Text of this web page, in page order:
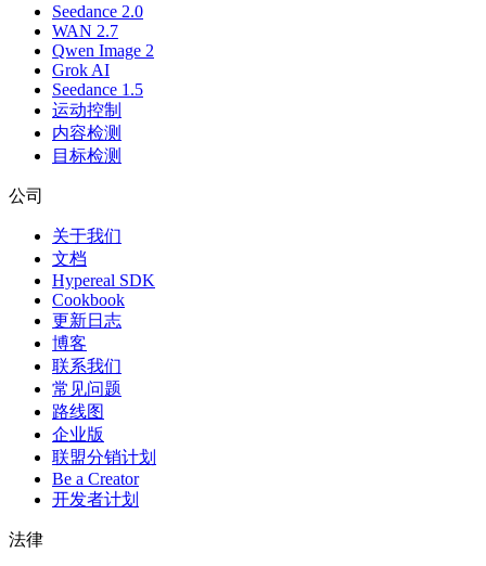
Seedance 2.0
WAN 2.7
Qwen Image 2
Grok AI
Seedance 1.5
运动控制
内容检测
目标检测
公司
关于我们
文档
Hypereal SDK
Cookbook
更新日志
博客
联系我们
常见问题
路线图
企业版
联盟分销计划
Be a Creator
开发者计划
法律